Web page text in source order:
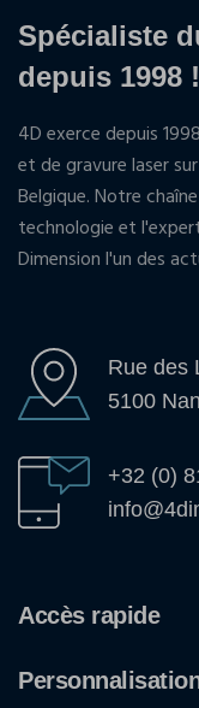
Spécialiste
depuis 1998 !
4D exerce depuis
et de gravure laser
Belgique. Notre
technologie et
Dimension l'un des
Rue des
5100
+32 (0)
Accès rapide